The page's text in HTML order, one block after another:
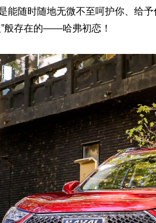
能随时随地无微不至呵护你、给
般存在的——哈弗初恋！